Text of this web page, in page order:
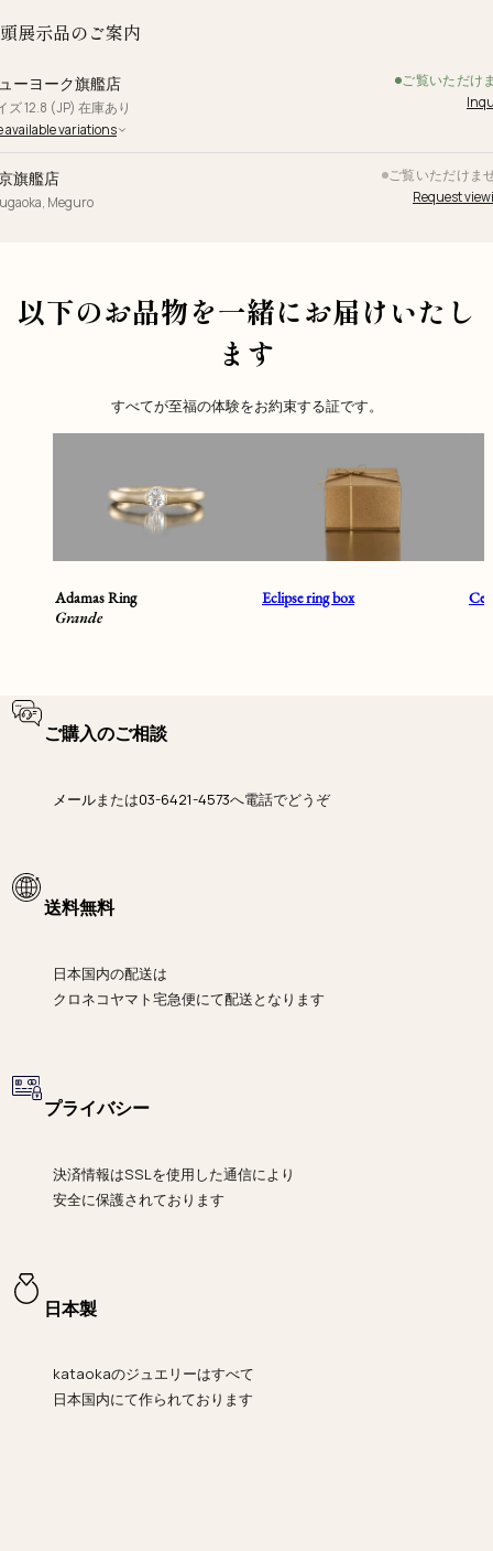
展示品のご案内
ーヨーク旗艦店
ズ 12.8 (JP) 在庫あり
ご覧いただけ
available variations
旗艦店
Meguro
ご覧いただけま
Request
以下のお品物を一緒にお届けいたし
ます
すべてが至福の体験をお約束する証です。
Adamas Ring
Grande
Eclipse ring box
ご購入のご相談
メールまたは03-6421-4573へ電話でどうぞ
送料無料
日本国内の配送は
クロネコヤマト宅急便にて配送となります
プライバシー
決済情報はSSLを使用した通信により
安全に保護されております
日本製
kataokaのジュエリーはすべて
日本国内にて作られております